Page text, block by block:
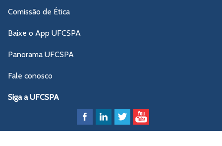
Comissão de Ética
Baixe o App UFCSPA
Panorama UFCSPA
Fale conosco
Siga a UFCSPA